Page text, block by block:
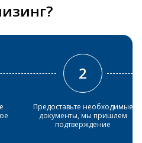
2
Предоставьте необходимые
документы, мы пришлем
подтверждение